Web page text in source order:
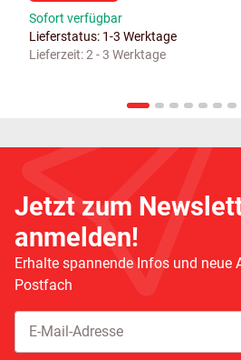
Sofort verfügbar
Lieferstatus: 1-3 Werktage
Lieferzeit:2 - 3 Werktage
Jetzt zum
anmelden!
Erhalte spannende Infos und neue
Postfach